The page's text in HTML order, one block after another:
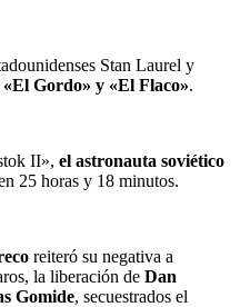
Stan Laurel y
«El Gordo» y «El Flaco».
II», el astronauta soviético
25 horas y 18 minutos.
reiteró su negativa a
la liberación de Dan
Gomide, secuestrados el